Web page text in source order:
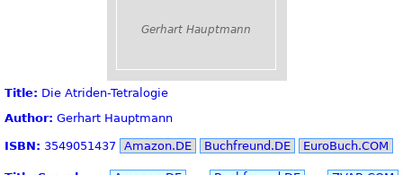
Gerhart Hauptmann
Title: Die Atriden-Tetralogie
Author: Gerhart Hauptmann
ISBN: 3549051437 Amazon.DE Buchfreund.DE EuroBuch.COM